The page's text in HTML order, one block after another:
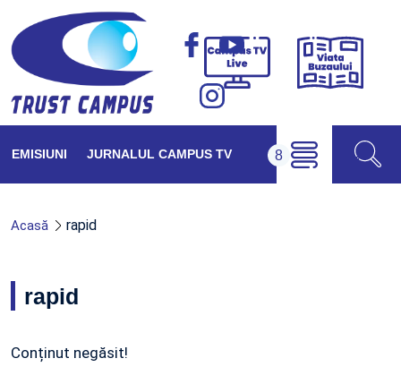
Campus
Viața
EMISIUNI JURNALUL CAMPUS TV
Acasă rapid
rapid
Conținut negăsit!